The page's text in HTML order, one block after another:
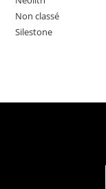
Non classé
Silestone